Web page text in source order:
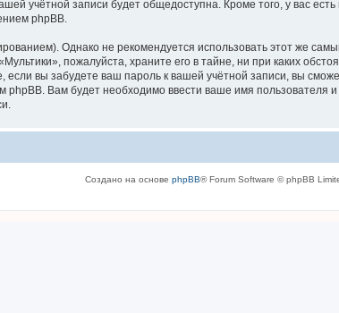
учётной записи будет общедоступна. Кроме того, у вас
phpBB.
Однако не рекомендуется использовать этот же
пожалуйста, храните его в тайне, ни при каких
вы забудете ваш пароль к вашей учётной записи, вы
Вам будет необходимо ввести ваше имя пользователя
Создано на основе phpBB® Forum Software © phpBB